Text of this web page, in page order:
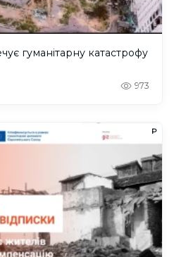
гуманітарну катастрофу
973
Р